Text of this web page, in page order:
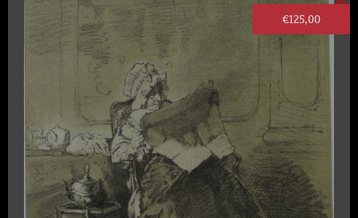
€125,00